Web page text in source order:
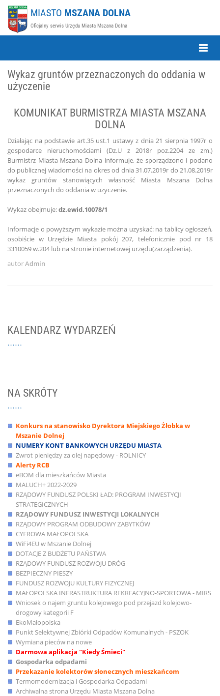
MIASTO MSZANA DOLNA
Oficjalny serwis Urzędu Miasta Mszana Dolna
Toggle
Wykaz gruntów przeznaczonych do oddania w
użyczenie
KOMUNIKAT BURMISTRZA MIASTA MSZANA
DOLNA
Działając na podstawie art.35 ust.1 ustawy z dnia 21 sierpnia 1997r o
gospodarce nieruchomościami (Dz.U z 2018r poz.2204 ze zm.)
Burmistrz Miasta Mszana Dolna informuje, że sporządzono i podano
do publicznej wiadomości na okres od dnia 31.07.2019r do 21.08.2019r
wykaz gruntów stanowiących własność Miasta Mszana Dolna
przeznaczonych do oddania w użyczenie.
Wykaz obejmuje:dz.ewid.10078/1
Informacje o powyższym wykazie można uzyskać: na tablicy ogłoszeń,
osobiście w Urzędzie Miasta pokój 207, telefonicznie pod nr 18
3310059 w.204 lub na stronie internetowej urzędu(zarządzenia).
autorAdmin
KALENDARZ WYDARZEŃ
NA SKRÓTY
Konkurs na stanowisko Dyrektora Miejskiego Żłobka w
Mszanie Dolnej
NUMERY KONT BANKOWYCH URZĘDU MIASTA
Zwrot pieniędzy za olej napędowy - ROLNICY
Alerty RCB
eBOM dla mieszkańców Miasta
MALUCH+ 2022-2029
RZĄDOWY FUNDUSZ POLSKI ŁAD: PROGRAM INWESTYCJI
STRATEGICZNYCH
RZĄDOWY FUNDUSZ INWESTYCJI LOKALNYCH
RZĄDOWY PROGRAM ODBUDOWY ZABYTKÓW
CYFROWA MAŁOPOLSKA
WiFi4EU w Mszanie Dolnej
DOTACJE Z BUDŻETU PAŃSTWA
RZĄDOWY FUNDUSZ ROZWOJU DRÓG
BEZPIECZNY PIESZY
FUNDUSZ ROZWOJU KULTURY FIZYCZNEJ
MAŁOPOLSKA INFRASTRUKTURA REKREACYJNO-SPORTOWA - MIRS
Wniosek o najem gruntu kolejowego pod przejazd kolejowo-
drogowy kategorii F
EkoMałopolska
Punkt Selektywnej Zbiórki Odpadów Komunalnych - PSZOK
Wymiana pieców na nowe
Darmowa aplikacja "Kiedy Śmieci"
Gospodarka odpadami
Przekazanie kolektorów słonecznych mieszkańcom
Termomodernizacja i Gospodarka Odpadami
Archiwalna strona Urzędu Miasta Mszana Dolna